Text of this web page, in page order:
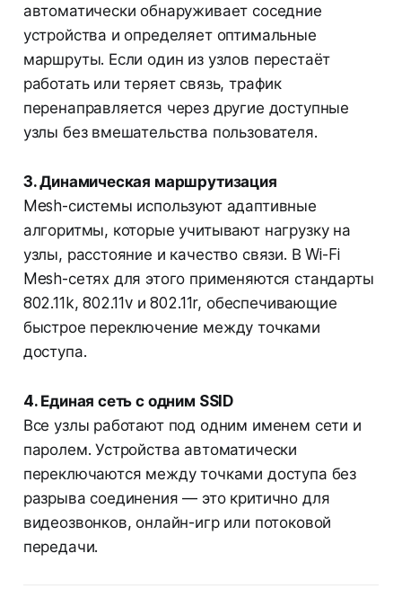
автоматически обнаруживает соседние
устройства и определяет оптимальные
маршруты. Если один из узлов перестаёт
работать или теряет связь, трафик
перенаправляется через другие доступные
узлы без вмешательства пользователя.
3. Динамическая маршрутизация
Mesh-системы используют адаптивные
алгоритмы, которые учитывают нагрузку на
узлы, расстояние и качество связи. В Wi-Fi
Mesh-сетях для этого применяются стандарты
802.11k, 802.11v и 802.11r, обеспечивающие
быстрое переключение между точками
доступа.
4. Единая сеть с одним SSID
Все узлы работают под одним именем сети и
паролем. Устройства автоматически
переключаются между точками доступа без
разрыва соединения — это критично для
видеозвонков, онлайн-игр или потоковой
передачи.